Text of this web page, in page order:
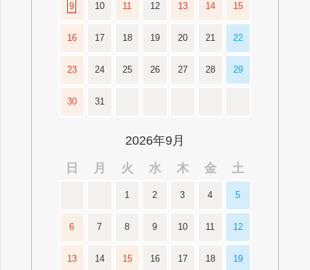
9 10 11 12 13 14 15
16 17 18 19 20 21 22
23 24 25 26 27 28 29
30 31
2026年9月
日
月 火 水 木 金 土
1 2 3 4 5
6 7 8 9 10 11 12
13 14 15 16 17 18 19